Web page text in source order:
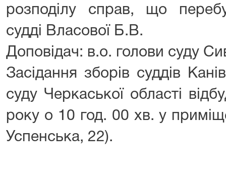
розподілу справ, що
судді Власової Б.В.
Доповідач: в.о. голови суду
Засідання зборів суддів
суду Черкаської області
року о 10 год. 00 хв. у
Успенська, 22).